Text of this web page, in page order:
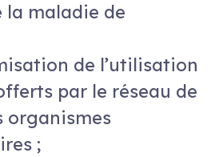
la maladie de
de l’utilisation
par le réseau de
organismes
;